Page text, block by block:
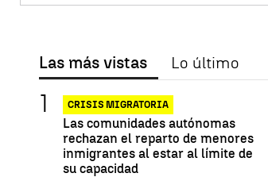
Las más vistas Lo último
CRISIS MIGRATORIA
Las comunidades autónomas
rechazan el reparto de menores
inmigrantes al estar al límite de
su capacidad